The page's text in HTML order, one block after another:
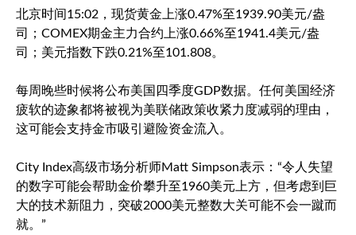
北京时间15:02， 现货黄金 上涨0.47%至1939.90美元/盎
司；COMEX期金主力合约上涨0.66%至1941.4美元/盎
司； 美元指数 下跌0.21%至101.808。
每周晚些时候将公布美国四季度GDP数据。任何美国经济
疲软的迹象都将被视为美联储政策收紧力度减弱的理由，
这可能会支持金市吸引避险资金流入。
City Index高级市场分析师Matt Simpson表示：“令人失望
的数字可能会帮助金价攀升至1960美元上方，但考虑到巨
大的技术新阻力，突破2000美元整数大关可能不会一蹴而
就。”